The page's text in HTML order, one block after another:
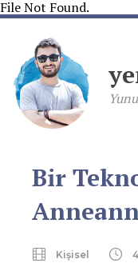
File Not Found.
Bir
Kişisel